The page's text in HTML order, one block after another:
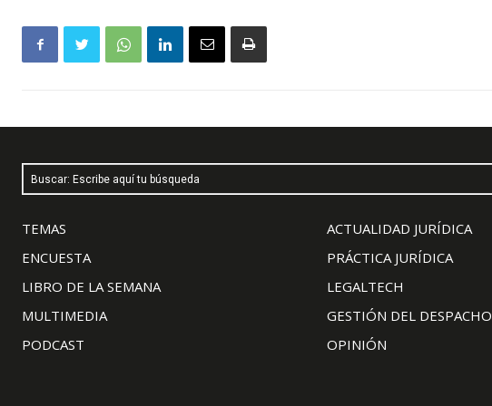
Buscar: Escribe aquí tu búsqueda
TEMAS
ENCUESTA
LIBRO DE LA SEMANA
MULTIMEDIA
PODCAST
ACTUALIDAD JURÍDICA
PRÁCTICA JURÍDICA
LEGALTECH
GESTIÓN DEL DESPACHO
OPINIÓN